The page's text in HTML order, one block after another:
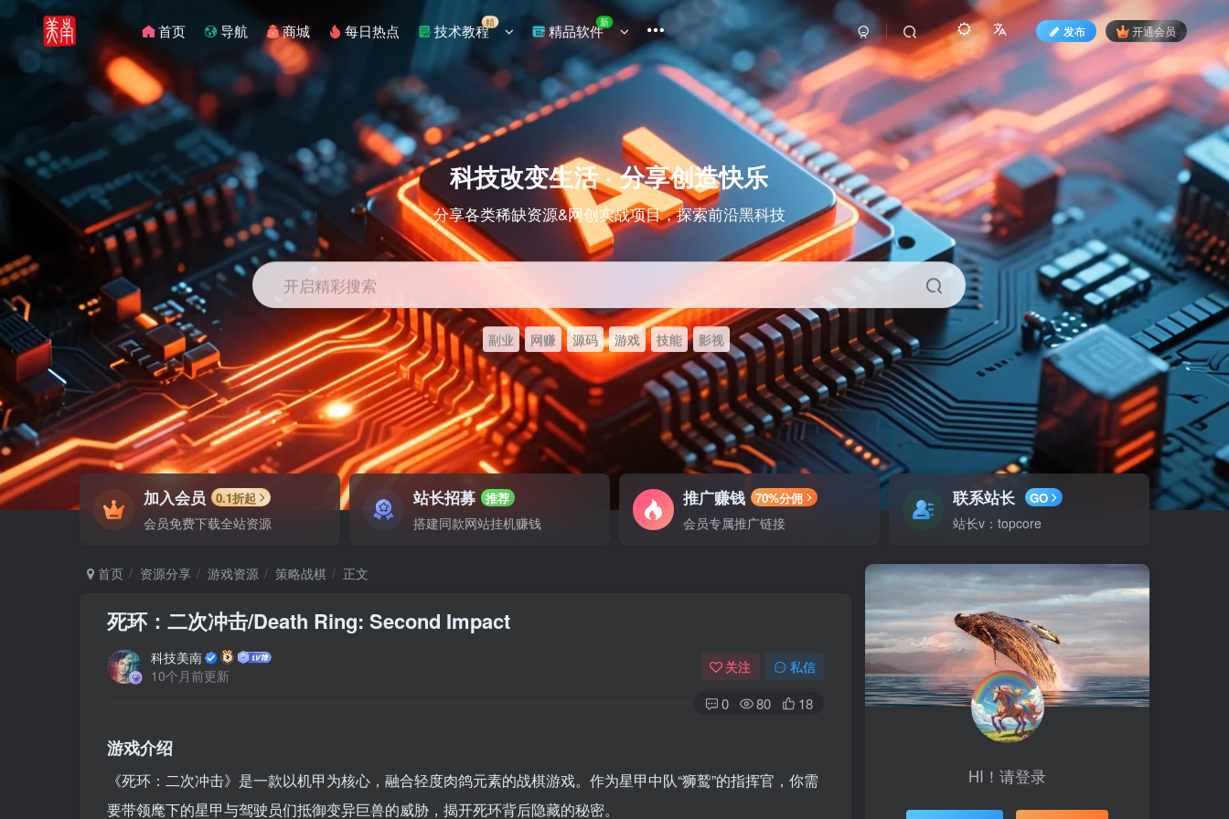
首页 导航 商城 每日热点 技术教程精 精品软件新
发布 开通会员
科技改变生活 · 分享创造快乐
分享各类稀缺资源&网创实战项目，探索前沿黑科技
开启精彩搜索
副业 网赚 源码 游戏 技能 影视
加入会员 0.1折起
会员免费下载全站资源
站长招募 推荐
搭建同款网站挂机赚钱
推广赚钱 70%分佣
会员专属推广链接
联系站长 GO
站长v：topcore
首页 资源分享 游戏资源 策略战棋 正文
死环：二次冲击/Death Ring: Second Impact
科技美南
10个月前更新
关注 私信
0 80 18
游戏介绍
《死环：二次冲击》是一款以机甲为核心，融合轻度肉鸽元素的战棋游戏。作为星甲中队“狮鹫”的指挥官，你需
要带领麾下的星甲与驾驶员们抵御变异巨兽的威胁，揭开死环背后隐藏的秘密。
HI！请登录